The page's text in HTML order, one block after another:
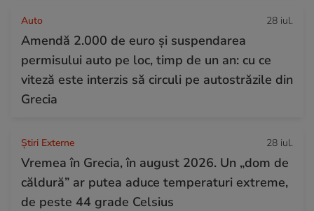
Auto 28 iul.
Amendă 2.000 de euro și suspendarea
permisului auto pe loc, timp de un an: cu ce
viteză este interzis să circuli pe autostrăzile din
Grecia
Știri Externe 28 iul.
Vremea în Grecia, în august 2026. Un „dom de
căldură” ar putea aduce temperaturi extreme,
de peste 44 grade Celsius